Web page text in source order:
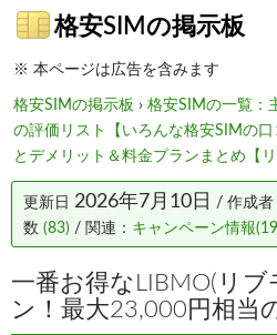
格安SIMの掲示板
※ 本ページは広告を含みます
格安SIMの掲示板 › 格安SIMの一覧：
の評価リスト【いろんな格安SIMの口
とデメリット＆料金プランまとめ【
更新日 2026年7月10日 / 作成者
数 (83) / 関連： キャンペーン情報
一番お得なLIBMO(リ
ン！最大23,000円相当